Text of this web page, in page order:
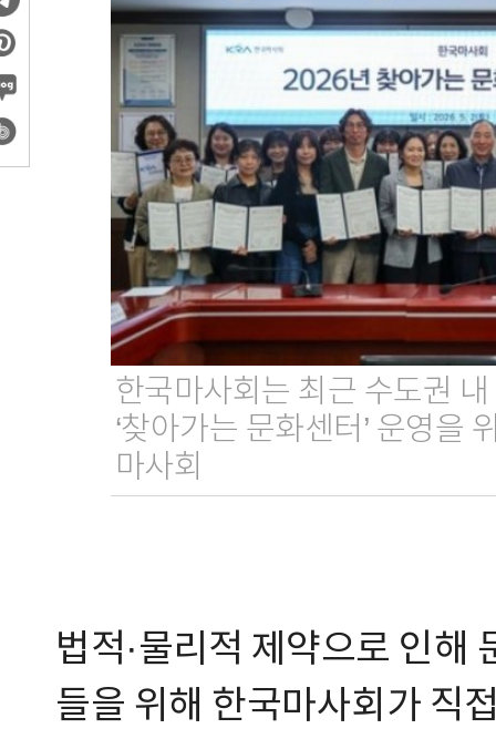
한국마사회는 최근 수도권
‘찾아가는 문화센터’ 운영을
마사회
법적·물리적 제약으로 인해
들을 위해 한국마사회가 직